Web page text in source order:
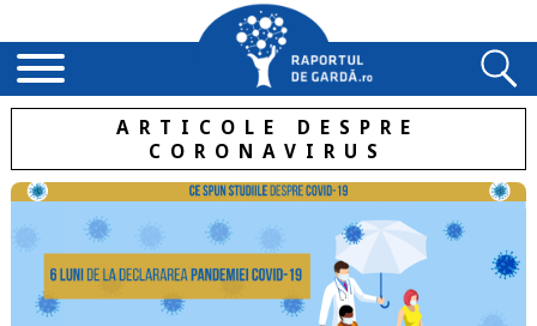
ARTICOLE DESPRE
CORONAVIRUS